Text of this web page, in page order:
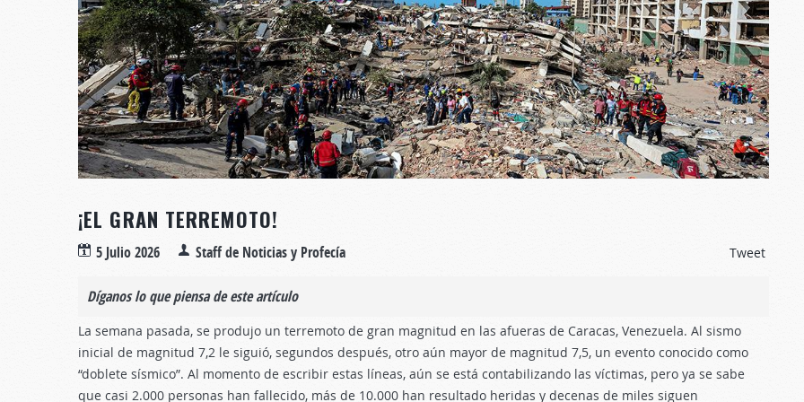
¡EL GRAN TERREMOTO!
5 Julio 2026 Staff de Noticias y Profecía Tweet
Díganos lo que piensa de este artículo
La semana pasada, se produjo un terremoto de gran magnitud en las afueras de Caracas, Venezuela. Al sismo
inicial de magnitud 7,2 le siguió, segundos después, otro aún mayor de magnitud 7,5, un evento conocido como
“doblete sísmico”. Al momento de escribir estas líneas, aún se está contabilizando las víctimas, pero ya se sabe
que casi 2.000 personas han fallecido, más de 10.000 han resultado heridas y decenas de miles siguen